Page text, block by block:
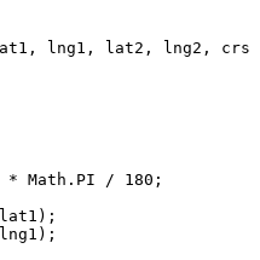
lng1, lat2, lng2, crs
Math.PI / 180;